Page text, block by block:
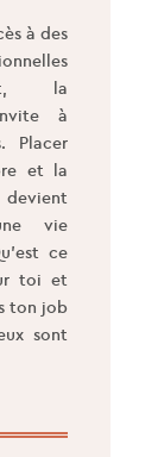
à des
la
à
Placer
et la
vie
ce
toi et
ton job
sont